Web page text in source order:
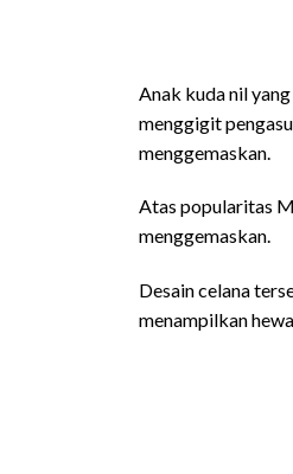
Anak kuda nil
menggigit
menggemaskan.
Atas popularitas
menggemaskan.
Desain celana
menampilkan